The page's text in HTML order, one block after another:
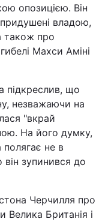
опозицією. Він
владою,
також про
Махси Аміні
підкреслив, що
незважаючи на
"вкрай
На його думку,
не в
зупинився до
Черчилля про
Велика Британія і